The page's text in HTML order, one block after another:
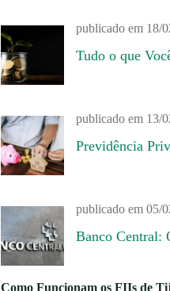
Tudo o que
publicado em 18/
Previdência
publicado em 13/
Banco Central:
publicado em05/
Como Funcionam os FIIs de